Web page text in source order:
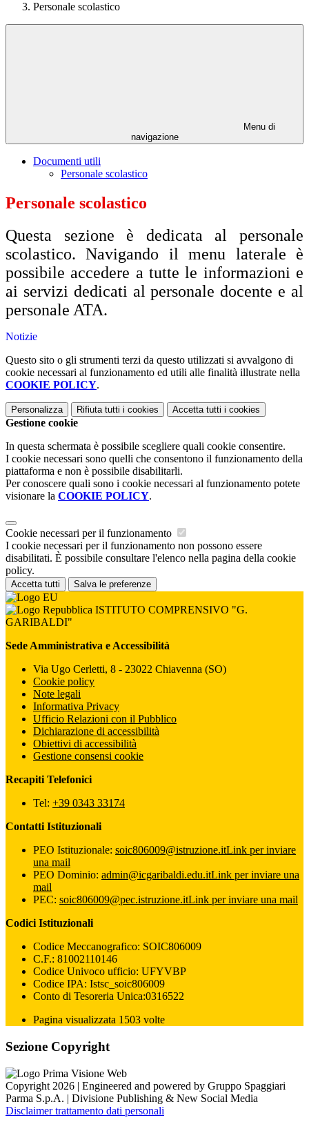
Personale scolastico
Menu di
navigazione
Documenti utili
Personale scolastico
Personale scolastico
Questa sezione è dedicata al personale
scolastico. Navigando il menu laterale è
possibile accedere a tutte le informazioni e
ai servizi dedicati al personale docente e al
personale ATA.
Notizie
Questo sito o gli strumenti terzi da questo utilizzati si avvalgono di
cookie necessari al funzionamento ed utili alle finalità illustrate nella
COOKIE POLICY.
Personalizza Rifiuta tutti i cookies Accetta tutti i cookies
Gestione cookie
In questa schermata è possibile scegliere quali cookie consentire.
I cookie necessari sono quelli che consentono il funzionamento della
piattaforma e non è possibile disabilitarli.
Per conoscere quali sono i cookie necessari al funzionamento potete
visionare la COOKIE POLICY.
Cookie necessari per il funzionamento
I cookie necessari per il funzionamento non possono essere
disabilitati. È possibile consultare l'elenco nella pagina della cookie
policy.
Accetta tutti Salva le preferenze
ISTITUTO COMPRENSIVO "G.
GARIBALDI"
Sede Amministrativa e Accessibilità
Via Ugo Cerletti, 8 - 23022 Chiavenna (SO)
Cookie policy
Note legali
Informativa Privacy
Ufficio Relazioni con il Pubblico
Dichiarazione di accessibilità
Obiettivi di accessibilità
Gestione consensi cookie
Recapiti Telefonici
Tel: +39 0343 33174
Contatti Istituzionali
PEO Istituzionale: soic806009@istruzione.itLink per inviare
una mail
PEO Dominio: admin@icgaribaldi.edu.itLink per inviare una
mail
PEC: soic806009@pec.istruzione.itLink per inviare una mail
Codici Istituzionali
Codice Meccanografico: SOIC806009
C.F.: 81002110146
Codice Univoco ufficio: UFYVBP
Codice IPA: Istsc_soic806009
Conto di Tesoreria Unica:0316522
Pagina visualizzata 1503 volte
Sezione Copyright
Copyright 2026 | Engineered and powered by Gruppo Spaggiari
Parma S.p.A. | Divisione Publishing & New Social Media
Disclaimer trattamento dati personali